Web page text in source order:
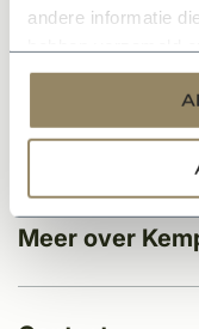
andere informatie
services.
Meer over
Klantenservice
Categorieën